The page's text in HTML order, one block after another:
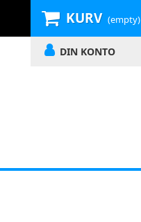
KURV (empty)
DIN KONTO